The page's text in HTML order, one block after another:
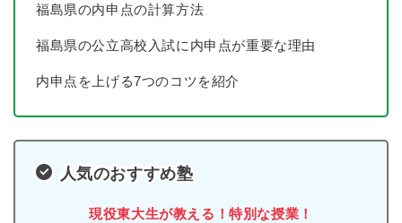
福島県の内申点の計算方法
福島県の公立高校入試に内申点が重要な理由
内申点を上げる7つのコツを紹介
人気のおすすめ塾
現役東大生が教える！特別な授業！